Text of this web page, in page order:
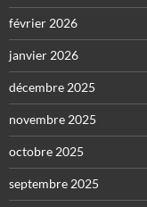
février 2026
janvier 2026
décembre 2025
novembre 2025
octobre 2025
septembre 2025